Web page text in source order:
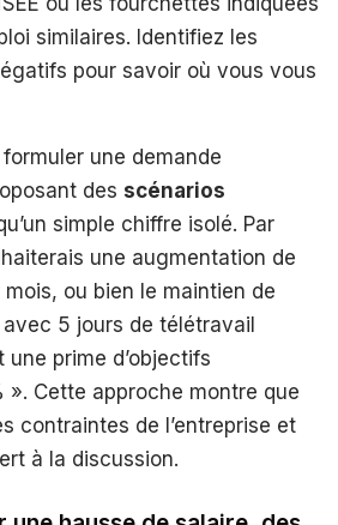
similaires. Identifiez les
pour savoir où vous vous
une demande
des scénarios
simple chiffre isolé. Par
une augmentation de
ou bien le maintien de
5 jours de télétravail
prime d’objectifs
». Cette approche montre que
contraintes de l’entreprise et
à la discussion.